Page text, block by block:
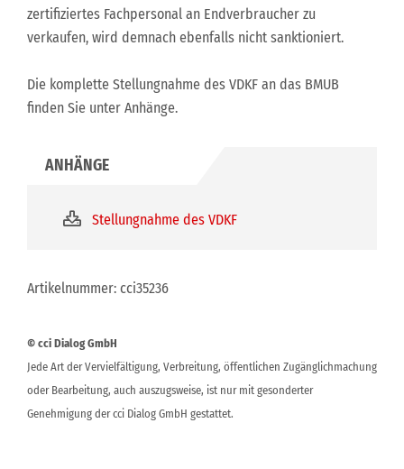
zertifiziertes Fachpersonal an Endverbraucher zu
verkaufen, wird demnach ebenfalls nicht sanktioniert.
Die komplette Stellungnahme des VDKF an das BMUB
finden Sie unter Anhänge.
Stellungnahme des VDKF
Artikelnummer: cci35236
© cci Dialog GmbH
Jede Art der Vervielfältigung, Verbreitung, öffentlichen Zugänglichmachung
oder Bearbeitung, auch auszugsweise, ist nur mit gesonderter
Genehmigung der cci Dialog GmbH gestattet.